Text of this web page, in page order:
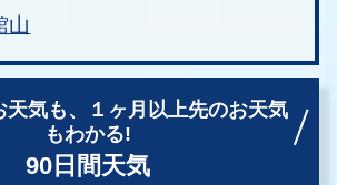
山
気も、
１ヶ月以上先のお天気
もわかる!
90日間天気